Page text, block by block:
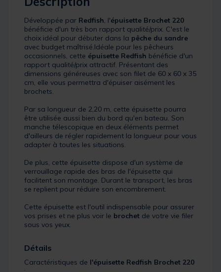
Développée par Redfish, l'épuisette Brochet 220
bénéficie d'un très bon rapport qualité/prix. C'est le
choix idéal pour débuter dans la pêche du sandre
avec budget maîtrisé.Idéale pour les pêcheurs
occasionnels, cette épuisette Redfish bénéficie d'un
rapport qualité/prix attractif. Présentant des
dimensions généreuses avec son filet de 60 x 60 x 35
cm, elle vous permettra d'épuiser aisément les
brochets.
Par sa longueur de 2,20 m, cette épuisette pourra
être utilisée aussi bien du bord qu'en bateau. Son
manche télescopique en deux éléments permet
d'ailleurs de régler rapidement la longueur pour vous
adapter à toutes les situations.
De plus, cette épuisette dispose d'un système de
verrouillage rapide des bras de l'épuisette qui
facilitent son montage. Durant le transport, les bras
se replient pour réduire son encombrement.
Cette épuisette est l'outil indispensable pour assurer
vos prises et ne plus voir le brochet de votre vie filer
sous vos yeux.
Détails
Caractéristiques de l'épuisette Redfish Brochet 220